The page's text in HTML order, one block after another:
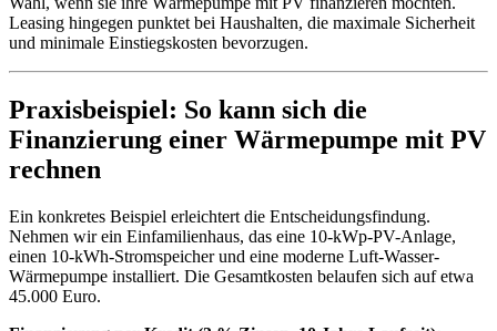
Leasing hingegen punktet bei Haushalten, die maximale Sicherheit
und minimale Einstiegskosten bevorzugen.
Praxisbeispiel: So kann sich die
Finanzierung einer Wärmepumpe mit PV
rechnen
Ein konkretes Beispiel erleichtert die Entscheidungsfindung.
Nehmen wir ein Einfamilienhaus, das eine 10-kWp-PV-Anlage,
einen 10-kWh-Stromspeicher und eine moderne Luft-Wasser-
Wärmepumpe installiert. Die Gesamtkosten belaufen sich auf etwa
45.000 Euro.